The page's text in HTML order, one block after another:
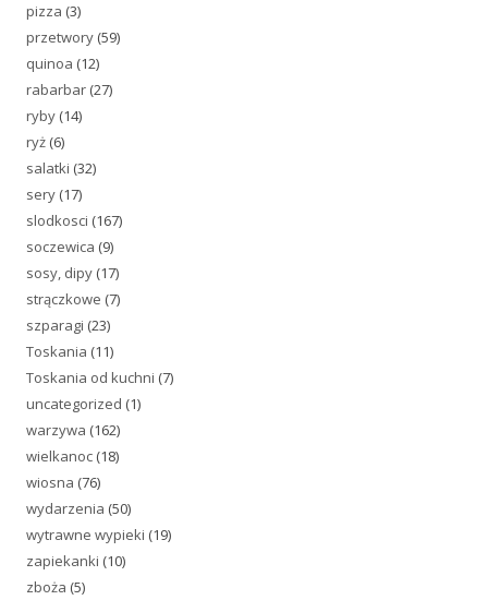
pizza (3)
przetwory (59)
quinoa (12)
rabarbar (27)
ryby (14)
ryż (6)
salatki (32)
sery (17)
slodkosci (167)
soczewica (9)
sosy, dipy (17)
strączkowe (7)
szparagi (23)
Toskania (11)
Toskania od kuchni (7)
uncategorized (1)
warzywa (162)
wielkanoc (18)
wiosna (76)
wydarzenia (50)
wytrawne wypieki (19)
zapiekanki (10)
zboża (5)